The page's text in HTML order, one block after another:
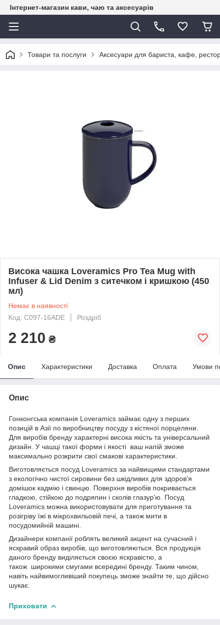
Інтернет-магазин кави, чаю та аксесуарів
Товари та послуги Аксесуари для бариста, кафе,
Висока чашка Loveramics Pro Tea Mug with
Infuser & Lid Denim з ситечком і кришкою (450
мл)
Немає в наявності
Код: C097-16ADE
Роздріб
2 210 ₴
Опис Характеристики Доставка Оплата Умови
Опис
Гонконгська компанія Loveramics займає одну з перших
позицій в Азії по виробництву посуду з кістяної порцеляни.
Для виробів бренду характерні висока якість та універсальний
дизайн. У чашці такої форми і якості ваш напій зможе
максимально розкрити свої смакові характеристики.
Виготовляється посуд Loveramics за найвищими стандартами
з екологічно чистої сировини без шкідливих для здоров'я
домішок кадмію і свинцю. Поверхня виробів покривається
гладкою, стійкою до подряпин і сколів глазур'ю. Посуд
Loveramics можна використовувати для приготування та
розігріву їжі в мікрохвильовій печі, а також мити в
посудомийній машині.
Дизайнери компанії роблять великий акцент на сучасний і
яскравий образ виробів, що виготовляються. Вся продукція
даного бренду виділяється своєю яскравістю, а
також широкими смугами всередині бренду. Таким чином,
навіть найвимогливіший покупець зможе знайти те, що дійсно
шукає.
Приховати